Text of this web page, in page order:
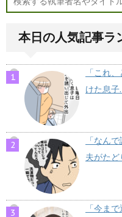
本日の人気記事ラ
「これ
けた息
「なん
夫がたど
「今ま